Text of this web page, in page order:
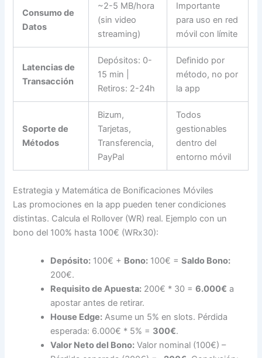
Consumo de
Datos
~2-5 MB/hora
(sin video
streaming)
Importante
para uso en red
móvil con límite
Latencias de
Transacción
Depósitos: 0-
15 min |
Retiros: 2-24h
Definido por
método, no por
la app
Soporte de
Métodos
Bizum,
Tarjetas,
Transferencia,
PayPal
Todos
gestionables
dentro del
entorno móvil
Estrategia y Matemática de Bonificaciones Móviles
Las promociones en la app pueden tener condiciones
distintas. Calcula el Rollover (WR) real. Ejemplo con un
bono del 100% hasta 100€ (WRx30):
Depósito: 100€ + Bono: 100€ =Saldo Bono:
200€.
Requisito de Apuesta: 200€ * 30 =6.000€ a
apostar antes de retirar.
House Edge: Asume un 5% en slots. Pérdida
esperada: 6.000€ * 5% = 300€.
Valor Neto del Bono: Valor nominal (100€) –